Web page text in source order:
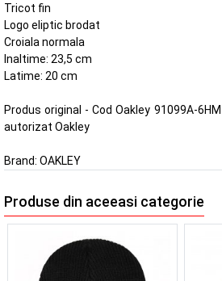
Tricot fin
Logo eliptic brodat
Croiala normala
Inaltime: 23,5 cm
Latime: 20 cm
Produs original - Cod Oakley 91099A-
autorizat Oakley
Brand: OAKLEY
Produse din aceeasi categorie